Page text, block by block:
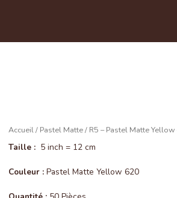
Accueil/ Pastel Matte/ R5 – Pastel Matte
Taille : 5 inch = 12 cm
Couleur : Pastel Matte Yellow 620